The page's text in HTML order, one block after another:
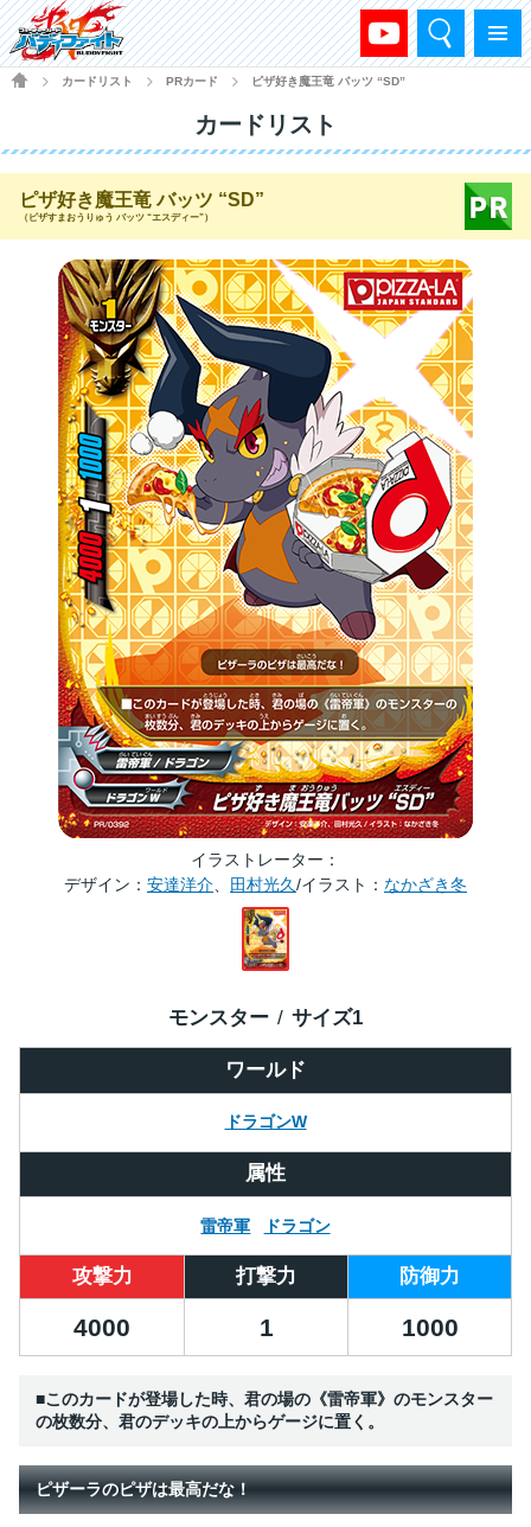
メニュー
検索
HOME
カードリスト PRカード ピザ好き魔王竜 バッツ “SD”
カードリスト
ピザ好き魔王竜 バッツ “SD”
（ピザすまおうりゅう バッツ “エスディー”）
イラストレーター
デザイン： 安達洋介 田村光久/イラスト： なかざき冬
ワールド
ドラゴンW
モンスター サイズ1
属性
雷帝軍 ドラゴン
攻撃力 打撃力 防御力
4000 1 1000
■このカードが登場した時、君の場の《雷帝軍》のモンスター
の枚数分、君のデッキの上からゲージに置く。
ピザーラのピザは最高だな！